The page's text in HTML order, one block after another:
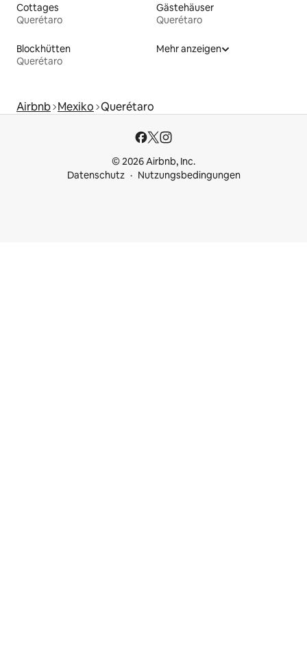
Cottages
Querétaro
Gästehäuser
Querétaro
Blockhütten
Querétaro
Mehr anzeigen
Airbnb Mexiko Querétaro
© 2026 Airbnb, Inc.
Datenschutz
Nutzungsbedingungen